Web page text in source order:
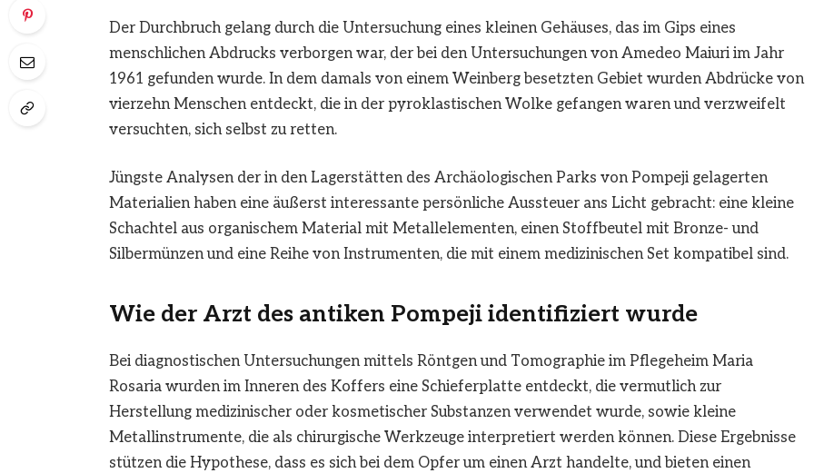
Der Durchbruch gelang durch die Untersuchung eines kleinen Gehäuses, das im Gips eines
menschlichen Abdrucks verborgen war, der bei den Untersuchungen von Amedeo Maiuri im Jahr
1961 gefunden wurde. In dem damals von einem Weinberg besetzten Gebiet wurden Abdrücke von
vierzehn Menschen entdeckt, die in der pyroklastischen Wolke gefangen waren und verzweifelt
versuchten, sich selbst zu retten.
Jüngste Analysen der in den Lagerstätten des Archäologischen Parks von Pompeji gelagerten
Materialien haben eine äußerst interessante persönliche Aussteuer ans Licht gebracht: eine kleine
Schachtel aus organischem Material mit Metallelementen, einen Stoffbeutel mit Bronze- und
Silbermünzen und eine Reihe von Instrumenten, die mit einem medizinischen Set kompatibel sind.
Wie der Arzt des antiken Pompeji identifiziert wurde
Bei diagnostischen Untersuchungen mittels Röntgen und Tomographie im Pflegeheim Maria
Rosaria wurden im Inneren des Koffers eine Schieferplatte entdeckt, die vermutlich zur
Herstellung medizinischer oder kosmetischer Substanzen verwendet wurde, sowie kleine
Metallinstrumente, die als chirurgische Werkzeuge interpretiert werden können. Diese Ergebnisse
stützen die Hypothese, dass es sich bei dem Opfer um einen Arzt handelte, und bieten einen